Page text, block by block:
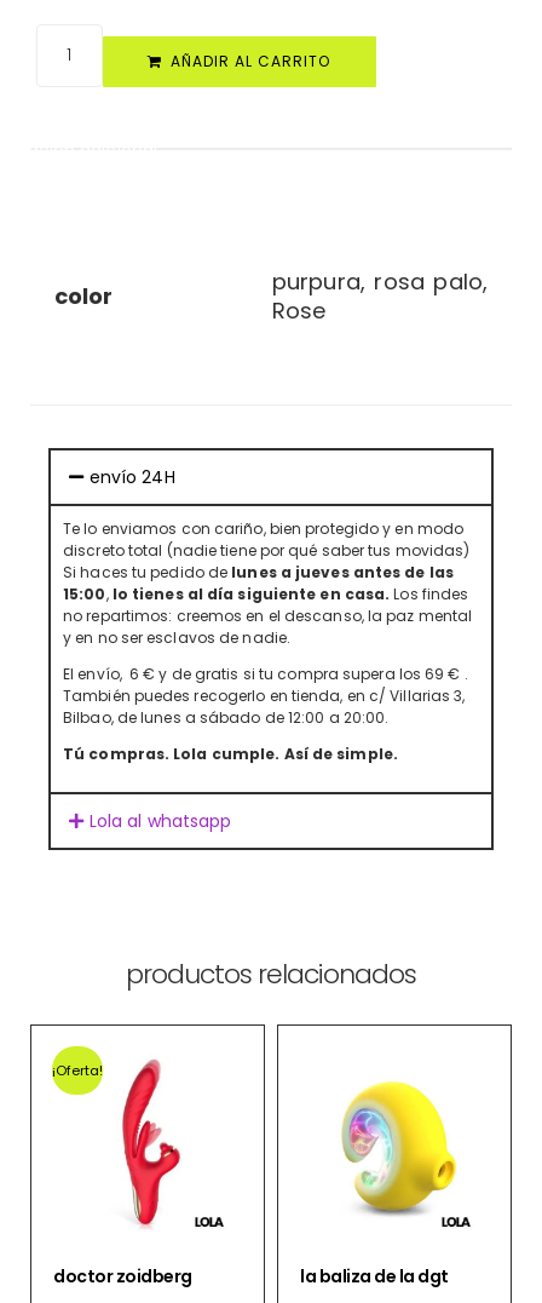
AÑADIR AL CARRITO
color
purpura, rosa palo,
Rose
envío 24H
Te lo enviamos con cariño, bien protegido y en modo
discreto total (nadie tiene por qué saber tus movidas)
Si haces tu pedido de lunes a jueves antes de las
15:00, lo tienes al día siguiente en casa.Los findes
no repartimos: creemos en el descanso, la paz mental
y en no ser esclavos de nadie.
El envío, 6 € y de gratis si tu compra supera los 69 € .
También puedes recogerlo en tienda, en c/ Villarias 3,
Bilbao, de lunes a sábado de 12:00 a 20:00.
Tú compras. Lola cumple. Así de simple.
Lola al whatsapp
productos relacionados
¡Oferta!
doctor zoidberg la baliza de la dgt